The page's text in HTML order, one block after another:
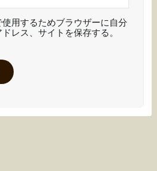
用するためブラウザーに自分
レス、サイトを保存する。